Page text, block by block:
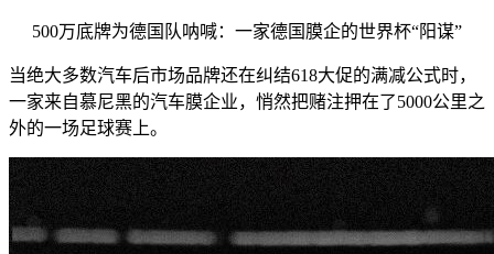
500万底牌为德国队呐喊：一家德国膜企的世界杯“阳谋”
当绝大多数汽车后市场品牌还在纠结618大促的满减公式时，
一家来自慕尼黑的汽车膜企业，悄然把赌注押在了5000公里之
外的一场足球赛上。